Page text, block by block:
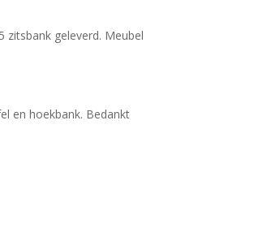
geleverd. Meubel
en hoekbank. Bedankt